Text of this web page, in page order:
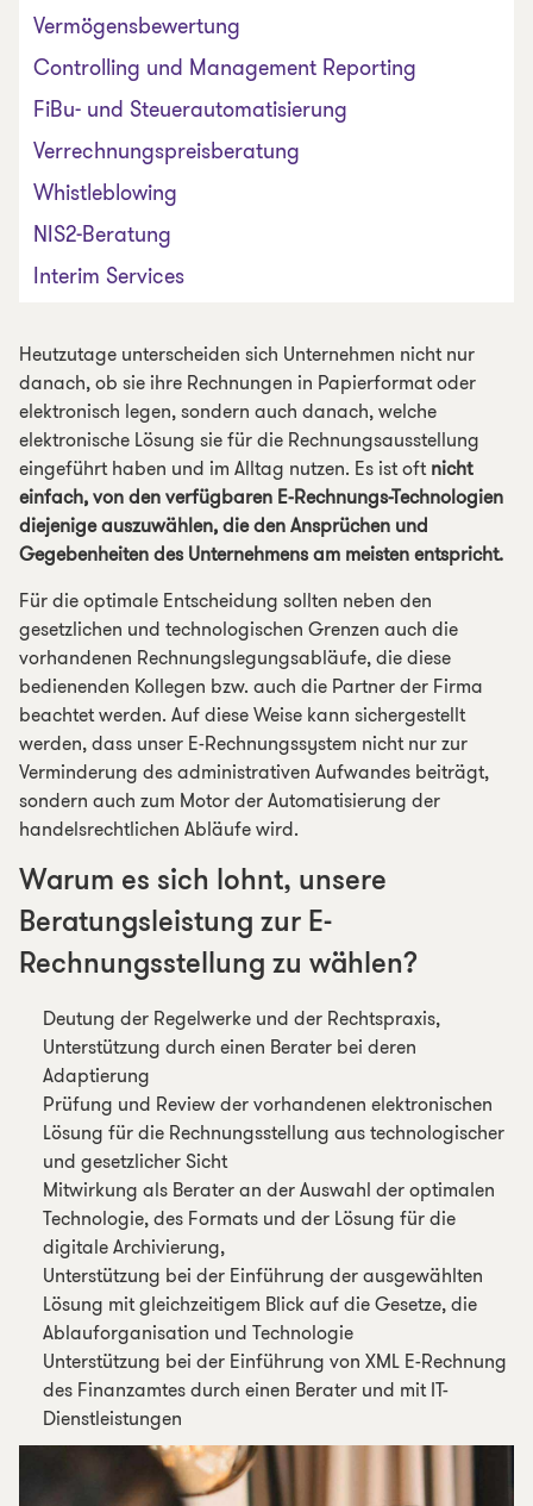
Vermögensbewertung
Controlling und Management Reporting
FiBu- und Steuerautomatisierung
Verrechnungspreisberatung
Whistleblowing
NIS2-Beratung
Interim Services
Heutzutage unterscheiden sich Unternehmen nicht nur
danach, ob sie ihre Rechnungen in Papierformat oder
elektronisch legen, sondern auch danach, welche
elektronische Lösung sie für die Rechnungsausstellung
eingeführt haben und im Alltag nutzen. Es ist oftnicht
einfach, von den verfügbaren E-Rechnungs-Technologien
diejenige auszuwählen, die den Ansprüchen und
Gegebenheiten des Unternehmens am meisten entspricht.
Für die optimale Entscheidung sollten neben den
gesetzlichen und technologischen Grenzen auch die
vorhandenen Rechnungslegungsabläufe, die diese
bedienenden Kollegen bzw. auch die Partner der Firma
beachtet werden. Auf diese Weise kann sichergestellt
werden, dass unser E-Rechnungssystem nicht nur zur
Verminderung des administrativen Aufwandes beiträgt,
sondern auch zum Motor der Automatisierung der
handelsrechtlichen Abläufe wird.
Warum es sich lohnt, unsere
Beratungsleistung zur E-
Rechnungsstellung zu wählen?
Deutung der Regelwerke und der Rechtspraxis,
Unterstützung durch einen Berater bei deren
Adaptierung
Prüfung und Review der vorhandenen elektronischen
Lösung für die Rechnungsstellung aus technologischer
und gesetzlicher Sicht
Mitwirkung als Berater an der Auswahl der optimalen
Technologie, des Formats und der Lösung für die
digitale Archivierung,
Unterstützung bei der Einführung der ausgewählten
Lösung mit gleichzeitigem Blick auf die Gesetze, die
Ablauforganisation und Technologie
Unterstützung bei der Einführung von XML E-Rechnung
des Finanzamtes durch einen Berater und mit IT-
Dienstleistungen